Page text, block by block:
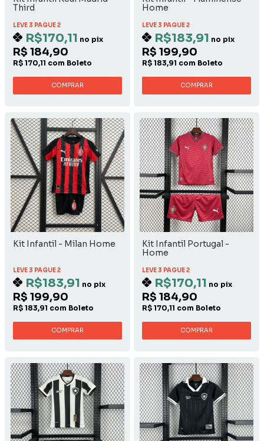
Third
LEVE 3 PAGUE 2
R$170,11 no pix
R$ 184,90
R$ 170,11 com Boleto
COMPRAR
Home
LEVE 3 PAGUE 2
R$183,91 no pix
R$ 199,90
R$ 183,91 com Boleto
COMPRAR
Kit Infantil - Milan Home
LEVE 3 PAGUE 2
R$183,91 no pix
R$ 199,90
R$ 183,91 com Boleto
COMPRAR
Kit Infantil Portugal -
Home
LEVE 3 PAGUE 2
R$170,11 no pix
R$ 184,90
R$ 170,11 com Boleto
COMPRAR